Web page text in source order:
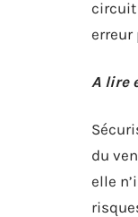
circuit
erreur
A lire
du
elle